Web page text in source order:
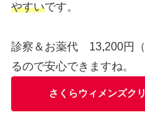
やすいです。
診察＆お薬代 13,200円
るので安心できますね。
さくらウィメンズク